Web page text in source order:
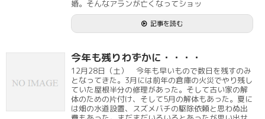
婚。そんなアランが亡くなってショッ
記事を読む
今年も残りわずかに・・・・
12月28日（土） 今年も早いもので数日を残すのみ
となってきた。3月には前年の倉庫の火災でやり残し
ていた屋根半分の修理があった。そして古い家の解
体のための片付け、そして5月の解体もあった。夏に
は畑の水道設置、スズメバチの駆除依頼と思わぬ出